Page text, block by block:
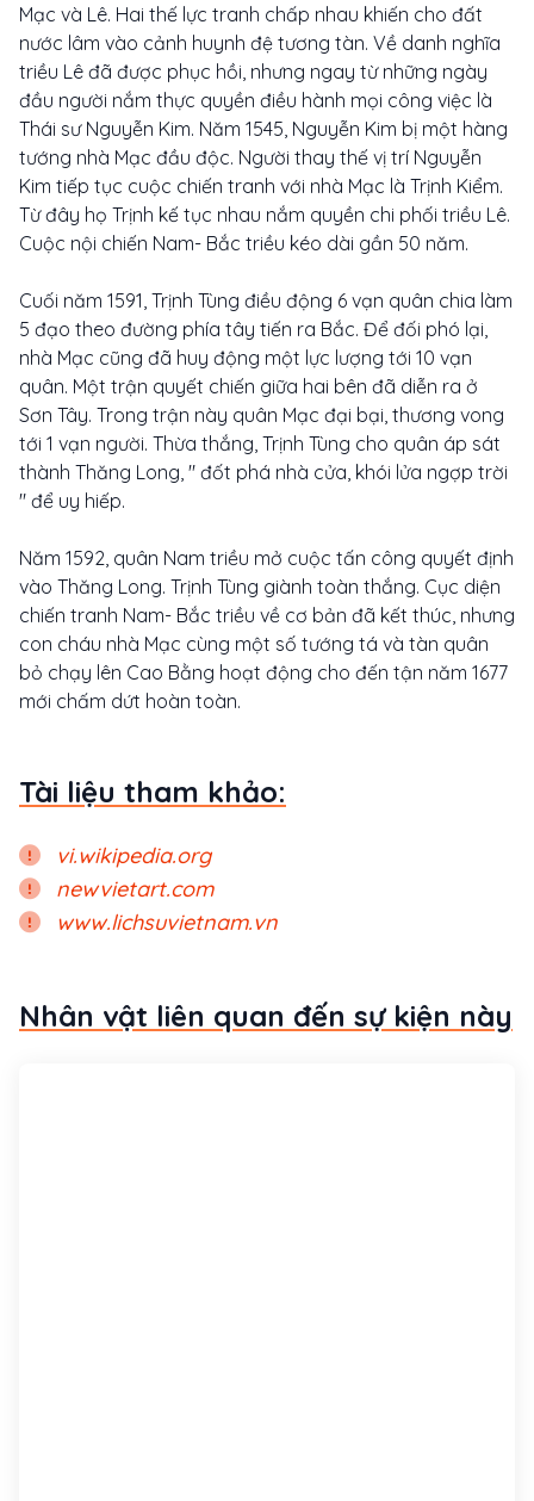
Mạc và Lê. Hai thế lực tranh chấp nhau khiến cho đất
nước lâm vào cảnh huynh đệ tương tàn. Về danh nghĩa
triều Lê đã được phục hồi, nhưng ngay từ những ngày
đầu người nắm thực quyền điều hành mọi công việc là
Thái sư Nguyễn Kim. Năm 1545, Nguyễn Kim bị một hàng
tướng nhà Mạc đầu độc. Người thay thế vị trí Nguyễn
Kim tiếp tục cuộc chiến tranh với nhà Mạc là Trịnh Kiểm.
Từ đây họ Trịnh kế tục nhau nắm quyền chi phối triều Lê.
Cuộc nội chiến Nam- Bắc triều kéo dài gần 50 năm.
Cuối năm 1591, Trịnh Tùng điều động 6 vạn quân chia làm
5 đạo theo đường phía tây tiến ra Bắc. Để đối phó lại,
nhà Mạc cũng đã huy động một lực lượng tới 10 vạn
quân. Một trận quyết chiến giữa hai bên đã diễn ra ở
Sơn Tây. Trong trận này quân Mạc đại bại, thương vong
tới 1 vạn người. Thừa thắng, Trịnh Tùng cho quân áp sát
thành Thăng Long, " đốt phá nhà cửa, khói lửa ngợp trời
" để uy hiếp.
Năm 1592, quân Nam triều mở cuộc tấn công quyết định
vào Thăng Long. Trịnh Tùng giành toàn thắng. Cục diện
chiến tranh Nam- Bắc triều về cơ bản đã kết thúc, nhưng
con cháu nhà Mạc cùng một số tướng tá và tàn quân
bỏ chạy lên Cao Bằng hoạt động cho đến tận năm 1677
mới chấm dứt hoàn toàn.
Tài liệu tham khảo:
vi.wikipedia.org
newvietart.com
www.lichsuvietnam.vn
Nhân vật liên quan đến sự kiện này